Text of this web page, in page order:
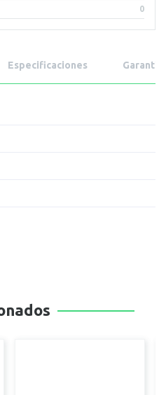
0
Especificaciones Garantía